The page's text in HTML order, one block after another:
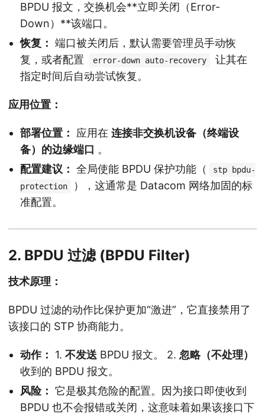
BPDU 报文，交换机会**立即关闭（Error-
Down）**该端口。
恢复： 端口被关闭后，默认需要管理员手动恢
复，或者配置
error-down auto-recovery
让其在
指定时间后自动尝试恢复。
应用位置：
部署位置： 应用在 连接非交换机设备（终端设
备）的边缘端口 。
配置建议： 全局使能 BPDU 保护功能（
stp bpdu-
protection
），这通常是 Datacom 网络加固的标
准配置。
2. BPDU 过滤 (BPDU Filter)
技术原理：
BPDU 过滤的动作比保护更加“激进”，它直接禁用了
该接口的 STP 协商能力。
动作： 1. 不发送 BPDU 报文。 2. 忽略（不处理）
收到的 BPDU 报文。
风险： 它是极其危险的配置。因为接口即使收到
BPDU 也不会报错或关闭，这意味着如果该接口下